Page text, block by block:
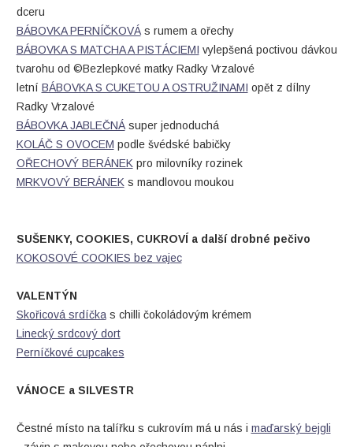
dceru
BÁBOVKA PERNÍČKOVÁs rumem a ořechy
BÁBOVKA S MATCHA A PISTÁCIEMI vylepšená poctivou dávkou
tvarohu od ©Bezlepkové matky Radky Vrzalové
letní BÁBOVKA S CUKETOU A OSTRUŽINAMI opět z dílny
Radky Vrzalové
BÁBOVKA JABLEČNÁsuper jednoduchá
KOLÁČ S OVOCEM podle švédské babičky
OŘECHOVÝ BERÁNEK pro milovníky rozinek
MRKVOVÝ BERÁNEK s mandlovou moukou
SUŠENKY, COOKIES, CUKROVÍ a další drobné pečivo
KOKOSOVÉ COOKIES bez vajec
VALENTÝN
Skořicová srdíčkas chilli čokoládovým krémem
Linecký srdcový dort
Perníčkové cupcakes
VÁNOCE a SILVESTR
Čestné místo na talířku s cukrovím má u nás i maďarský bejgli